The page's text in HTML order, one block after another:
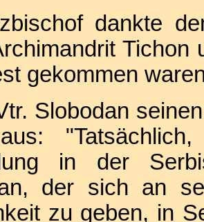
dankte
Tichon
gekommen
Slobodan
in der
der sich an
zu geben, in